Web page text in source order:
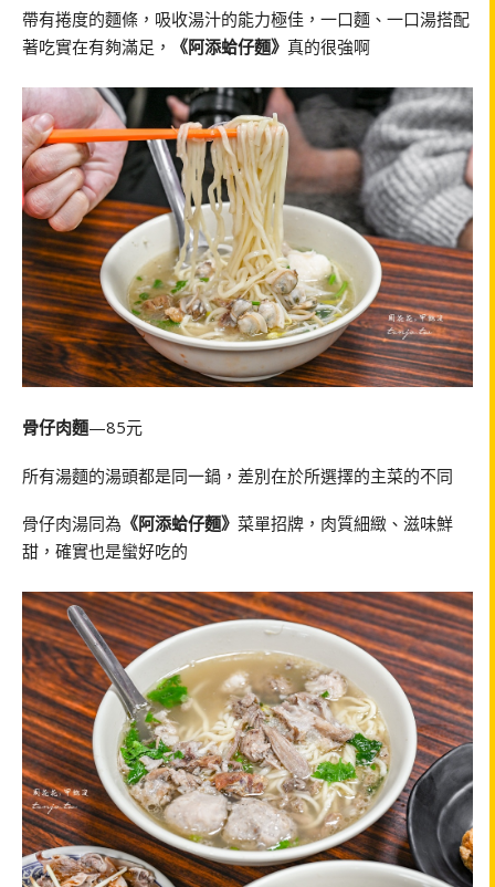
帶有捲度的麵條，吸收湯汁的能力極佳，一口麵、一口湯搭配
著吃實在有夠滿足，
《阿添蛤仔麵》 真的很強啊
骨仔肉麵—85元
所有湯麵的湯頭都是同一鍋，差別在於所選擇的主菜的不同
骨仔肉湯同為 《阿添蛤仔麵》 菜單招牌，肉質細緻、滋味鮮
甜，確實也是蠻好吃的